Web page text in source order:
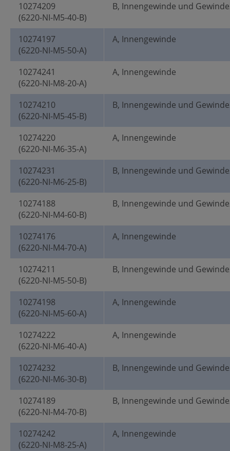
10274209
(6220-NI-M5-40-B)
B, Innengewinde und
10274197
(6220-NI-M5-50-A)
A, Innengewinde
10274241
(6220-NI-M8-20-A)
A, Innengewinde
10274210
(6220-NI-M5-45-B)
B, Innengewinde und
10274220
(6220-NI-M6-35-A)
A, Innengewinde
10274231
(6220-NI-M6-25-B)
B, Innengewinde und
10274188
(6220-NI-M4-60-B)
B, Innengewinde und
10274176
(6220-NI-M4-70-A)
A, Innengewinde
10274211
(6220-NI-M5-50-B)
B, Innengewinde und
10274198
(6220-NI-M5-60-A)
A, Innengewinde
10274222
(6220-NI-M6-40-A)
A, Innengewinde
10274232
(6220-NI-M6-30-B)
B, Innengewinde und
10274189
(6220-NI-M4-70-B)
B, Innengewinde und
10274242
(6220-NI-M8-25-A)
A, Innengewinde